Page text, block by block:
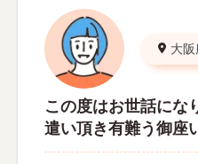
大阪
この度はお世話にな
遣い頂き有難う御座